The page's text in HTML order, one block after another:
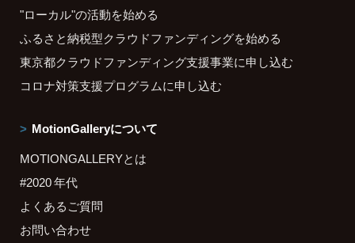
"ローカル"の活動を始める
ふるさと納税型クラウドファンディングを始める
東京都クラウドファンディング支援事業に申し込む
コロナ対策支援プログラムに申し込む
MotionGalleryについて
MOTIONGALLERYとは
#2020 年代
よくあるご質問
お問い合わせ